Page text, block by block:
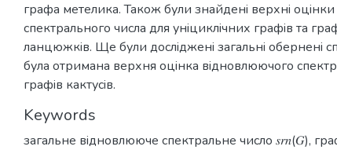
графа метелика. Також були знайденi верхнi
спектрального числа для унiциклiчних графiв та
ланцюжкiв. Ще були дослiдженi загальнi оберненi
була отримана верхня оцiнка вiдновлюючого
графiв кактусiв.
Keywords
загальне вiдновлююче спектральне число 𝑠𝑟𝑛(𝐺),